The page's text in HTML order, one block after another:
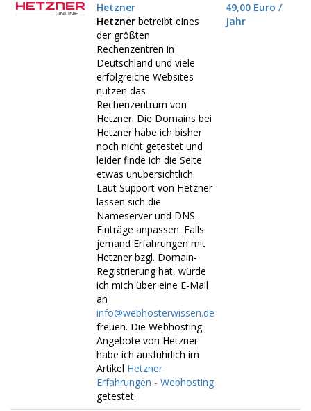
Hetzner
Hetzner betreibt eines
der größten
Rechenzentren in
Deutschland und viele
erfolgreiche Websites
nutzen das
Rechenzentrum von
Hetzner. Die Domains bei
Hetzner habe ich bisher
noch nicht getestet und
leider finde ich die Seite
etwas unübersichtlich.
Laut Support von Hetzner
lassen sich die
Nameserver und DNS-
Einträge anpassen. Falls
jemand Erfahrungen mit
Hetzner bzgl. Domain-
Registrierung hat, würde
ich mich über eine E-Mail
an
info@webhosterwissen.de
freuen. Die Webhosting-
Angebote von Hetzner
habe ich ausführlich im
Artikel Hetzner
Erfahrungen - Webhosting
getestet.
49,00 Euro /
Jahr